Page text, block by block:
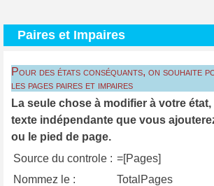
Paires et Impaires
Pour des états conséquants, on souhaite
les pages paires et impaires
La seule chose à modifier à votre
texte indépendante que vous
ou le pied de page.
Source du controle : =[Pages]
Nommez le :
TotalPages